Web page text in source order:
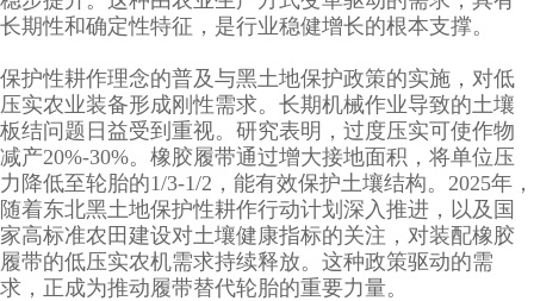
长期性和确定性特征，是行业稳健增长的根本支撑。
保护性耕作理念的普及与黑土地保护政策的实施，对低
压实农业装备形成刚性需求。长期机械作业导致的土壤
板结问题日益受到重视。研究表明，过度压实可使作物
减产20%-30%。橡胶履带通过增大接地面积，将单位压
力降低至轮胎的1/3-1/2，能有效保护土壤结构。2025年，
随着东北黑土地保护性耕作行动计划深入推进，以及国
家高标准农田建设对土壤健康指标的关注，对装配橡胶
履带的低压实农机需求持续释放。这种政策驱动的需
求，正成为推动履带替代轮胎的重要力量。